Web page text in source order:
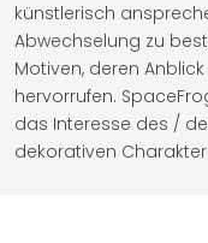
künstlerisch
Abwechselung zu
Motiven, deren
hervorrufen.
das Interesse des /
dekorativen